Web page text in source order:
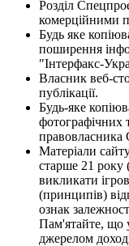
Розділ
комерційними
Будь яке
поширення
"Інтерфакс-
Власник веб-
публікації.
Будь-яке
фотографічних
правовласника
Матеріали
старше 21 року
викликати
(принципів)
ознак
Пам'ятайте, що
джерелом